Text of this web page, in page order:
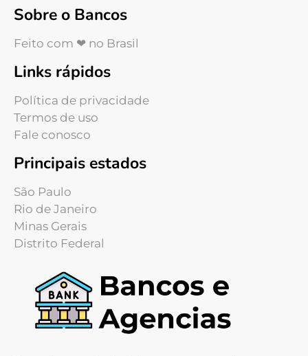
Sobre o Bancos
Feito com ❤ no Brasil
Links rápidos
Política de privacidade
Termos de uso
Fale conosco
Principais estados
São Paulo
Rio de Janeiro
Minas Gerais
Distrito Federal